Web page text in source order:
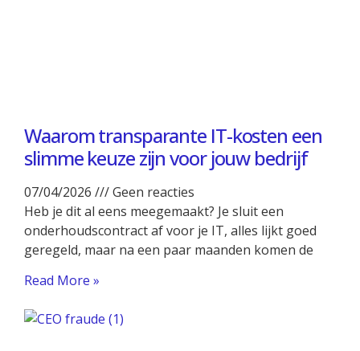
Waarom transparante IT-kosten een
slimme keuze zijn voor jouw bedrijf
07/04/2026
Geen reacties
Heb je dit al eens meegemaakt? Je sluit een
onderhoudscontract af voor je IT, alles lijkt goed
geregeld, maar na een paar maanden komen de
Read More »